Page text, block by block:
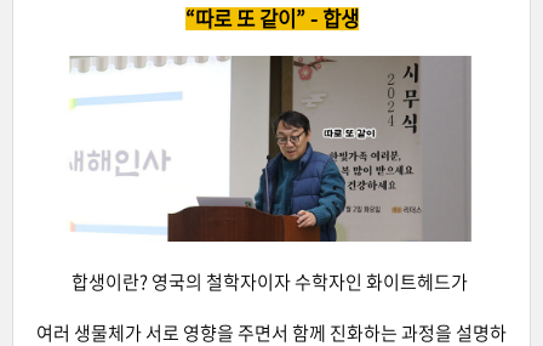
“따로 또 같이” - 합생
합생이란? 영국의 철학자이자 수학자인 화이트헤드가
여러 생물체가 서로 영향을 주면서 함께 진화하는 과정을 설명하